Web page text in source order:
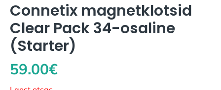
Connetix magnetklotsid
Clear Pack 34-osaline
(Starter)
59.00€